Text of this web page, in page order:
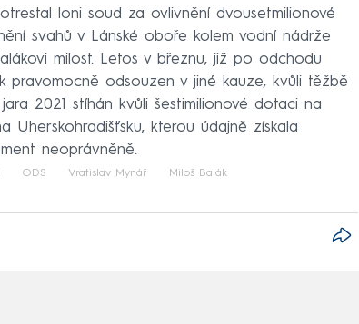
loni soud za ovlivnění dvousetmilionové
svahů v Lánské oboře kolem vodní nádrže
milost. Letos v březnu, již po odchodu
pravomocně odsouzen v jiné kauze, kvůli těžbě
2021 stíhán kvůli šestimilionové dotaci na
Uherskohradišťsku, kterou údajně získala
neoprávněně.
ODS Vratislav Mynář Miloš Balák